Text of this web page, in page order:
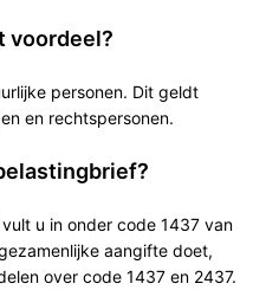
voordeel?
personen. Dit geldt
en rechtspersonen.
u in onder code 1437 van
aangifte doet,
over code 1437 en 2437.